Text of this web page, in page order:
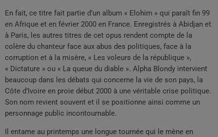
En fait, ce titre fait partie d’un album « Elohim » qui paraît fin 99
en Afrique et en février 2000 en France. Enregistrés à Abidjan et
à Paris, les autres titres de cet opus rendent compte de la
colère du chanteur face aux abus des politiques, face à la
corruption et à la misère, « Les voleurs de la république »,
« Dictature » ou « La queue du diable ». Alpha Blondy intervient
beaucoup dans les débats qui concerne la vie de son pays, la
Côte d’Ivoire en proie début 2000 à une véritable crise politique.
Son nom revient souvent et il se positionne ainsi comme un
personnage public incontournable.
Il entame au printemps une longue tournée qui le mène en